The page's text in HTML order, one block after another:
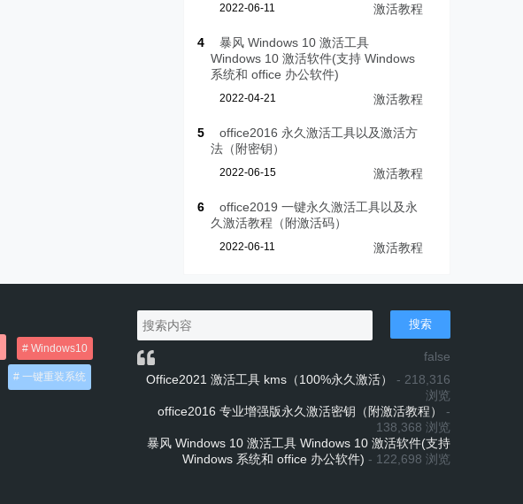
2022-06-11 激活教程
4
暴风 Windows 10 激活工具
Windows 10 激活软件(支持 Windows
系统和 office 办公软件)
2022-04-21 激活教程
5
office2016 永久激活工具以及激活方
法（附密钥）
2022-06-15 激活教程
6
office2019 一键永久激活工具以及永
久激活教程（附激活码）
2022-06-11 激活教程
Windows10
一键重装系统
搜索
false
Office2021 激活工具 kms（100%永久激活）
- 218,316
浏览
office2016 专业增强版永久激活密钥（附激活教程）
-
138,368 浏览
暴风 Windows 10 激活工具 Windows 10 激活软件(支持
Windows 系统和 office 办公软件) - 122,698 浏览